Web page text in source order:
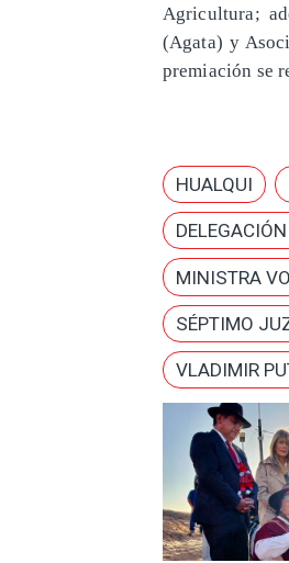
Agricultura;
(Agata) y
premiación se
HUALQUI
MINISTRA
SÉPTIMO
VLADIMIR